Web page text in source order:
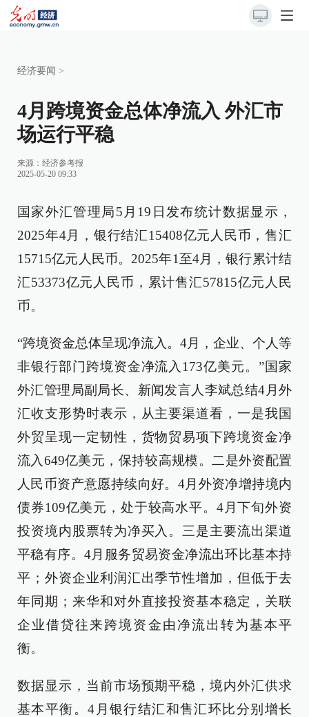
经济要闻 >
4月跨境资金总体净流入 外汇市
场运行平稳
来源： 经济参考报
2025-05-20 09:33
国家外汇管理局5月19日发布统计数据显示，
2025年4月，银行结汇15408亿元人民币，售汇
15715亿元人民币。2025年1至4月，银行累计结
汇53373亿元人民币，累计售汇57815亿元人民
币。
“跨境资金总体呈现净流入。4月，企业、个人等
非银行部门跨境资金净流入173亿美元。”国家
外汇管理局副局长、新闻发言人李斌总结4月外
汇收支形势时表示，从主要渠道看，一是我国
外贸呈现一定韧性，货物贸易项下跨境资金净
流入649亿美元，保持较高规模。二是外资配置
人民币资产意愿持续向好。4月外资净增持境内
债券109亿美元，处于较高水平。4月下旬外资
投资境内股票转为净买入。三是主要流出渠道
平稳有序。4月服务贸易资金净流出环比基本持
平；外资企业利润汇出季节性增加，但低于去
年同期；来华和对外直接投资基本稳定，关联
企业借贷往来跨境资金由净流出转为基本平
衡。
数据显示，当前市场预期平稳，境内外汇供求
基本平衡。4月银行结汇和售汇环比分别增长